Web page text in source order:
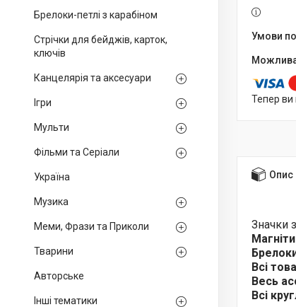
Брелоки-петлі з карабіном
Стрічки для бейджів, карток,
ключів
Канцелярія та аксесуари
Ігри
Мульти
Фільми та Серіали
Україна
Музика
Меми, Фрази та Приколи
Тварини
Авторське
Інші тематики
Тепер ви
Опис
Значки
Всі
Весь
Всі